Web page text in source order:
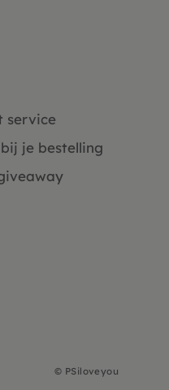
service
je bestelling
© PSiloveyou